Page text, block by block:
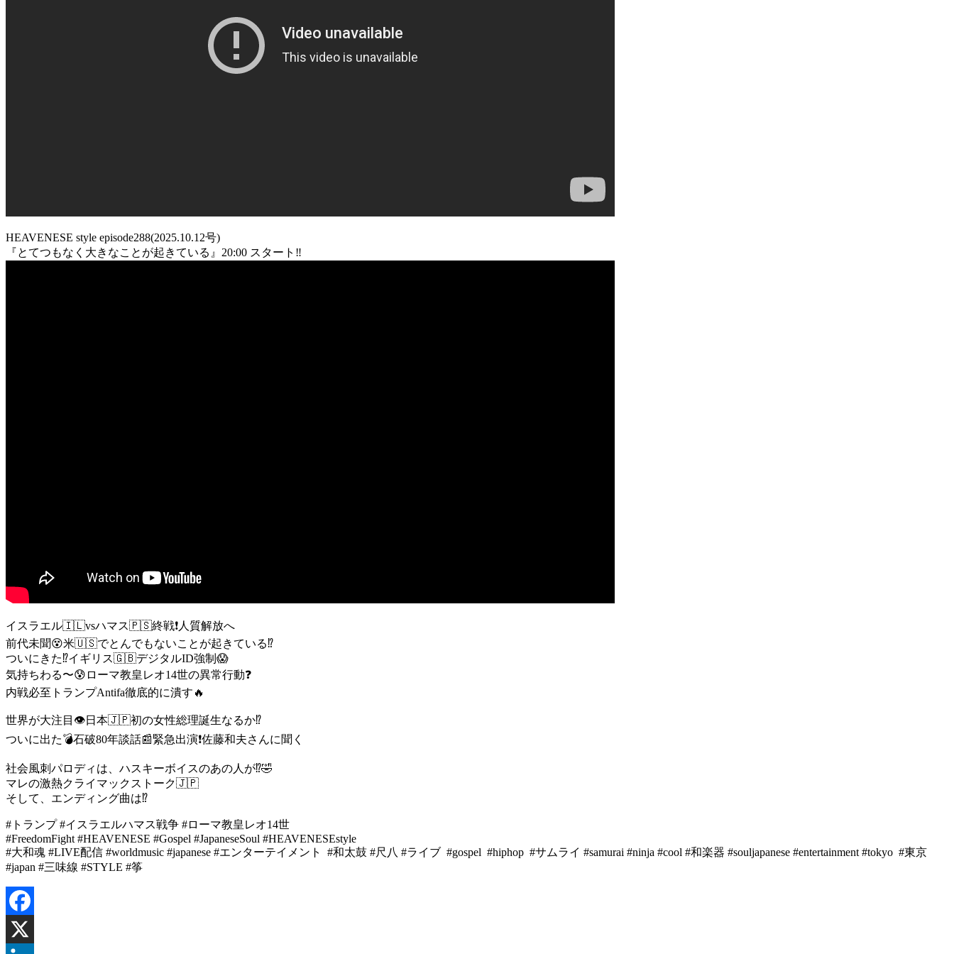
HEAVENESE style episode288(2025.10.12号)
『とてつもなく大きなことが起きている』20:00 スタート‼️
イスラエル🇮🇱vsハマス🇵🇸終戦❗️人質解放へ
前代未聞😵米🇺🇸でとんでもないことが起きている⁉️
ついにきた⁉️イギリス🇬🇧デジタルID強制😱
気持ちわる〜😰ローマ教皇レオ14世の異常行動❓
内戦必至トランプAntifa徹底的に潰す🔥
世界が大注目👁日本🇯🇵初の女性総理誕生なるか⁉️
ついに出た💣石破80年談話📰緊急出演❗️佐藤和夫さんに聞く
社会風刺パロディは、ハスキーボイスのあの人が⁉️🤣
マレの激熱クライマックストーク🇯🇵
そして、エンディング曲は⁉️
#トランプ #イスラエルハマス戦争 #ローマ教皇レオ14世
#FreedomFight #HEAVENESE #Gospel #JapaneseSoul #HEAVENESEstyle
#大和魂 #LIVE配信 #worldmusic #japanese #エンターテイメント #和太鼓 #尺八 #ライブ #gospel #hiphop #サムライ #samurai #ninja #cool #和楽器 #souljapanese #entertainment #tokyo #東京
#japan #三味線 #STYLE #筝